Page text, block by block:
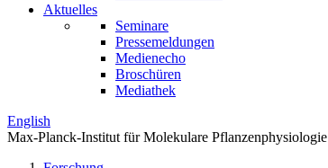
Aktuelles
Seminare
Pressemeldungen
Medienecho
Broschüren
Mediathek
English
Max-Planck-Institut für Molekulare Pflanzenphysiologie